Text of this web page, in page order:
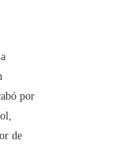
por
de